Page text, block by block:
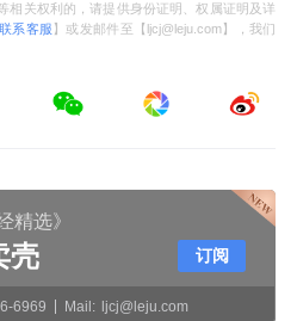
相关权利的，请提供身份证明、权属证明及详
联系客服 】或发邮件至【ljcj@leju.com】，我们
精选》
壳
6969 Mail: ljcj@leju.com
订阅